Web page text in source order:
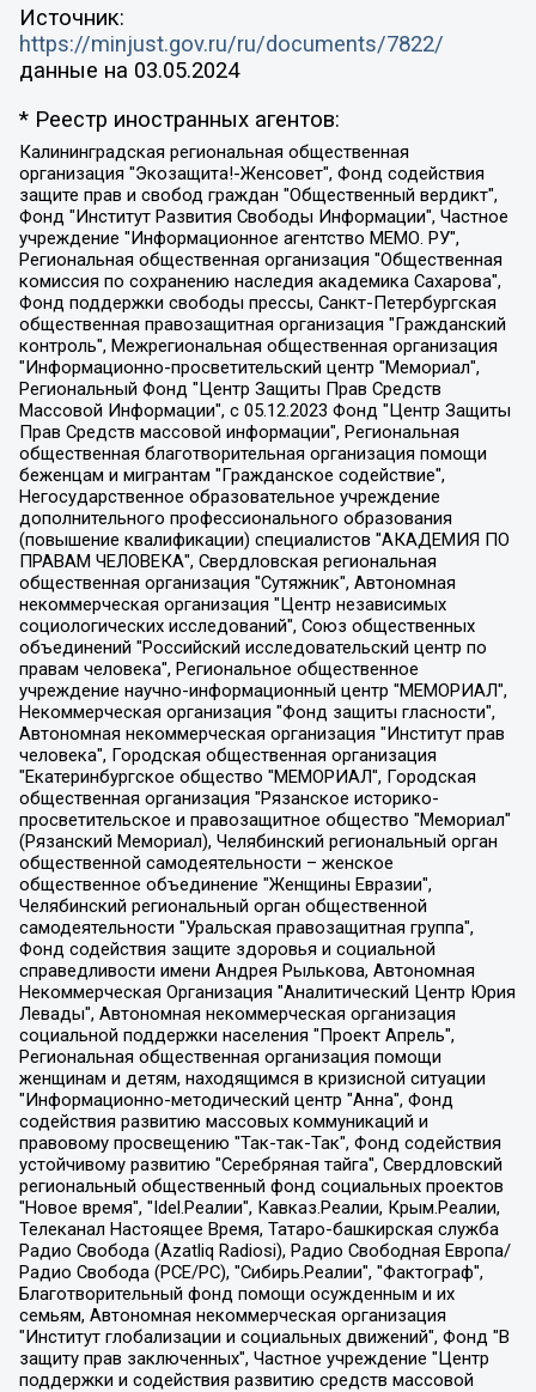
Источник:
https://minjust.gov.ru/ru/documents/7822/
данные на 03.05.2024
* Реестр иностранных агентов:
Калининградская региональная общественная организация "Экозащита!-Женсовет", Фонд содействия защите прав и свобод граждан "Общественный вердикт", Фонд "Институт Развития Свободы Информации", Частное учреждение "Информационное агентство МЕМО. РУ", Региональная общественная организация "Общественная комиссия по сохранению наследия академика Сахарова", Фонд поддержки свободы прессы, Санкт-Петербургская общественная правозащитная организация "Гражданский контроль", Межрегиональная общественная организация "Информационно-просветительский центр "Мемориал", Региональный Фонд "Центр Защиты Прав Средств Массовой Информации", с 05.12.2023 Фонд "Центр Защиты Прав Средств массовой информации", Региональная общественная благотворительная организация помощи беженцам и мигрантам "Гражданское содействие", Негосударственное образовательное учреждение дополнительного профессионального образования (повышение квалификации) специалистов "АКАДЕМИЯ ПО ПРАВАМ ЧЕЛОВЕКА", Свердловская региональная общественная организация "Сутяжник", Автономная некоммерческая организация "Центр независимых социологических исследований", Союз общественных объединений "Российский исследовательский центр по правам человека", Региональное общественное учреждение научно-информационный центр "МЕМОРИАЛ", Некоммерческая организация "Фонд защиты гласности", Автономная некоммерческая организация "Институт прав человека", Городская общественная организация "Екатеринбургское общество "МЕМОРИАЛ", Городская общественная организация "Рязанское историко-просветительское и правозащитное общество "Мемориал" (Рязанский Мемориал), Челябинский региональный орган общественной самодеятельности – женское общественное объединение "Женщины Евразии", Челябинский региональный орган общественной самодеятельности "Уральская правозащитная группа", Фонд содействия защите здоровья и социальной справедливости имени Андрея Рылькова, Автономная Некоммерческая Организация "Аналитический Центр Юрия Левады", Автономная некоммерческая организация социальной поддержки населения "Проект Апрель", Региональная общественная организация помощи женщинам и детям, находящимся в кризисной ситуации "Информационно-методический центр "Анна", Фонд содействия развитию массовых коммуникаций и правовому просвещению "Так-так-Так", Фонд содействия устойчивому развитию "Серебряная тайга", Свердловский региональный общественный фонд социальных проектов "Новое время", "Idel.Реалии", Кавказ.Реалии, Крым.Реалии, Телеканал Настоящее Время, Татаро-башкирская служба Радио Свобода (Azatliq Radiosi), Радио Свободная Европа/Радио Свобода (PCE/PC), "Сибирь.Реалии", "Фактограф", Благотворительный фонд помощи осужденным и их семьям, Автономная некоммерческая организация "Институт глобализации и социальных движений", Фонд "В защиту прав заключенных", Частное учреждение "Центр поддержки и содействия развитию средств массовой информации", Пензенский региональный общественный благотворительный фонд "Гражданский союз", "Север.Реалии", Некоммерческая организация Фонд "Правовая инициатива", Общество с ограниченной ответственностью "Радио Свободная Европа/Радио Свобода", Чешское информационное агентство "MEDIUM-ORIENT", Красноярская региональная общественная организация "Мы против СПИДа", Камалягин Денис Николаевич, Маркелов Сергей Евгеньевич, Пономарев Лев Александрович, Савицкая Людмила Алексеевна, Автономная некоммерческая организация "Центр по работе с проблемой насилия "НАСИЛИЮ.НЕТ", Межрегиональный профессиональный союз работников здравоохранения "Альянс врачей", Юридическое лицо, зарегистрированное в Латвийской Республике, SIA "Medusa Project" (регистрационный номер 40103797863, дата регистрации 10.06.2014), Некоммерческая организация "Фонд по борьбе с коррупцией", Автономная некоммерческая организация "Институт права и публичной политики", Баданин Роман Сергеевич, Гликин Максим Александрович, Железнова Мария Михайловна, Лукьянова Юлия Сергеевна, Маетная Елизавета Витальевна, Маняхин Петр Борисович, Чуракова Ольга Владимировна, Ярош Юлия Петровна, Юридическое лицо "The Insider SIA", зарегистрированное в Риге, Латвийская Республика (дата регистрации 26.06.2015), являющееся администратором доменного имени интернет-издания "The Insider SIA", https://theins.ru, Постернак Алексей Евгеньевич, Рубин Михаил Аркадьевич, Анин Роман Александрович, Юридическое лицо Istories fonds, зарегистрированное в Латвийской Республике (регистрационный номер 50008295751, дата регистрации 24.02.2020), Великовский Дмитрий Александрович, Долинина Ирина Николаевна, Мароховская Алеся Алексеевна, Шлейнов Роман Юрьевич, Шмагун Олеся Валентиновна, Общество с ограниченной ответственностью "Альтаир 2021", Общество с ограниченной ответственностью "Вега 2021", Общество с ограниченной ответственностью "Главный редактор 2021", Общество с ограниченной ответственностью "Ромашки монолит", Важенков Артем Валерьевич, Ивановская областная общественная организация "Центр гендерных исследований", Гурман Юрий Альбертович, Медиапроект "ОВД-Инфо", Егоров Владимир Владимирович, Жилинский Владимир Александрович, Общество с ограниченной ответственностью "ЗП", Иванова София Юрьевна, Карезина Инна Павловна, Кильтау Екатерина Викторовна, Петров Алексей Викторович, Пискунов Сергей Евгеньевич, Смирнов Сергей Сергеевич, Тихонов Михаил Сергеевич, Общество с ограниченной ответственностью "ЖУРНАЛИСТ-ИНОСТРАННЫЙ АГЕНТ", Арапова Галина Юрьевна, Вольтская Татьяна Анатольевна, Американская компания "Mason G.E.S. Anonymous Foundation" (США), являющаяся владельцем интернет-издания https://mnews.world/, Компания "Stichting Bellingcat", зарегистрированная в Нидерландах (дата регистрации 11.07.2018), Захаров Андрей Вячеславович, Клепиковская Екатерина Дмитриевна, Общество с ограниченной ответственностью "МЕМО", Перл Роман Александрович, Симонов Евгений Алексеевич, Соловьева Елена Анатольевна, Сотников Даниил Владимирович, Сурначева Елизавета Дмитриевна, Автономная некоммерческая организация по защите прав человека и информированию населения "Якутия – Наше Мнение", Общество с ограниченной ответственностью "Москоу диджитал медиа", с 26.01.2023 Общество с ограниченной ответственностью "Чайка Белые сады", Ветошкина Валерия Валерьевна, Заговора Максим Александрович, Межрегиональное общественное движение "Российская ЛГБТ - сеть", Оленичев Максим Владимирович, Павлов Иван Юрьевич, Скворцова Елена Сергеевна, Общество с ограниченной ответственностью "Как бы инагент", Кочетков Игорь Викторович, Общество с ограниченной ответственностью "Честные выборы", Еланчик Олег Александрович, Общество с ограниченной ответственностью "Нобелевский призыв", Гималова Регина Эмилевна, Григорьев Андрей Валерьевич, Григорьева Алина Александровна, Ассоциация по содействию защите прав призывников, альтернативнослужащих и военнослужащих "Правозащитная группа "Гражданин.Армия.Право", Хисамова Регина Фаритовна, Автономная некоммерческая организация по реализации социально-правовых программ "Лилит", Дальневосточное общественное движение "Маяк", Санкт-Петербургская ЛГБТ-инициативная группа "Выход", Инициативная группа ЛГБТ+ "Реверс", Алексеев Андрей Викторович, Бекбулатова Таисия Львовна, Беляев Иван Михайлович, Владыкина Елена Сергеевна, Гельман Марат Александрович, Никульшина Вероника Юрьевна, Толоконникова Надежда Андреевна, Шендерович Виктор Анатольевич, Общество с ограниченной ответственностью "Данное сообщение", Общество с ограниченной ответственностью Издательский дом "Новая глава", Айнбиндер Александра Александровна, Московский комьюнити-центр для ЛГБТ+инициатив, Благотворительный фонд развития филантропии, Deutsche Welle (Германия, Kurt-Schumacher-Strasse 3, 53113 Bonn), Борзунова Мария Михайловна, Воробьев Виктор Викторович, Голубева Анна Львовна, Константинова Алла Михайловна, Малкова Ирина Владимировна, Мурадов Мурад Абдулгалимович, Осетинская Елизавета Николаевна, Понасенков Евгений Николаевич, Ганапольский Матвей Юрьевич, Киселев Евгений Алексеевич, Борухович Ирина Григорьевна, Дремин Иван Тимофеевич, Дубровский Дмитрий Викторович, Красноярская региональная общественная организация поддержки и развития альтернативных образовательных технологий и межкультурных коммуникаций "ИНТЕРРА", Маяковская Екатерина Алексеевна, Фейгин Марк Захарович, Филимонов Андрей Викторович, Дзугкоева Регина Николаевна, Доброхотов Роман Александрович, Дудь Юрий Александрович, Елкин Сергей Владимирович, Кругликов Кирилл Игоревич, Сабунаева Мария Леонидовна, Семенов Алексей Владимирович, Шаинян Карен Багратович, Шульман Екатерина Михайловна, Асафьев Артур Валерьевич, Вахштайн Виктор Семенович, Венедиктов Алексей Алексеевич, Лушникова Екатерина Евгеньевна, Волков Леонид Михайлович, Невзоров Александр Глебович, Пархоменко Сергей Борисович, Сироткин Ярослав Николаевич, Кара-Мурза Владимир Владимирович, Баранова Наталья Владимировна, Гозман Леонид Яковлевич, Кагарлицкий Борис Юльевич, Климарев Михаил Валерьевич, Милов Владимир Станиславович, Автономная некоммерческая организация Краснодарский центр современного искусства "Типография", Моргенштерн Алишер Тагирович, Соболь Любовь Эдуардовна, Общество с ограниченной ответственностью "ЛИЗА НОРМ", Каспаров Гарри Кимович, Ходорковский Михаил Борисович, Общество с ограниченной ответственностью "Апрельские тезисы", Данилович Ирина Брониславовна, Кашин Олег Владимирович, Петров Николай Владимирович, Пивоваров Алексей Владимирович, Соколов Михаил Владимирович, Цветкова Юлия Владимировна, Чичваркин Евгений Александрович, Комитет против пыток/Команда против пыток, Общество с ограниченной ответственностью "Первый научный", Общество с ограниченной ответственностью "Вертолет и ко", Белоцерковская Вероника Борисовна, Кац Максим Евгеньевич, Лазарева Татьяна Юрьевна, Шаведдинов Руслан Табризович, Яшин Илья Валерьевич, Общество с ограниченной ответственностью "Иноагент ААВ", Алешковский Дмитрий Петрович, Альбац Евгения Марковна, Быков Дмитрий Львович, Галямина Юлия Евгеньевна, Лойко Сергей Леонидович, Мартынов Кирилл Константинович, Медведев Сергей Александрович, Крашенинников Федор Геннадиевич, Гордеева Катерина Вл